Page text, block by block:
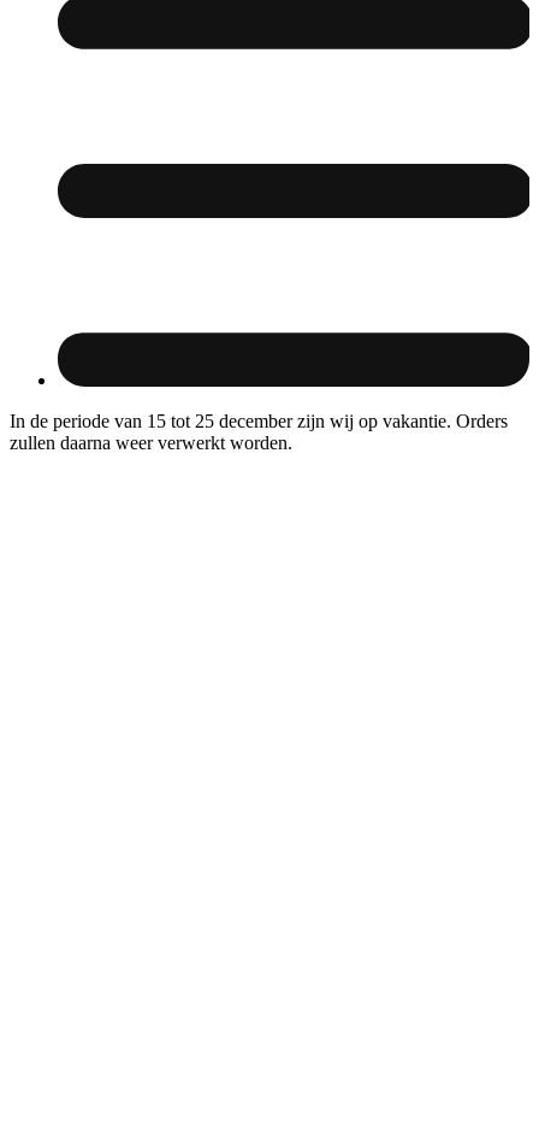
In de periode van 15 tot 25 december zijn wij op vakantie. Orders
zullen daarna weer verwerkt worden.